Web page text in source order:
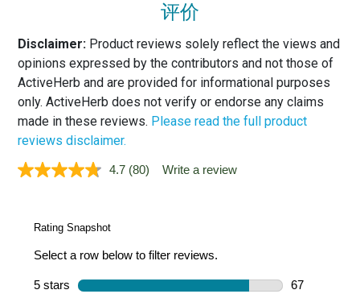
评价
Disclaimer:Product reviews solely reflect the views and
opinions expressed by the contributors and not those of
ActiveHerb and are provided for informational purposes
only. ActiveHerb does not verify or endorse any claims
made in these reviews. Please read the full product
reviews disclaimer.
4.7 Read
(80) Write a review